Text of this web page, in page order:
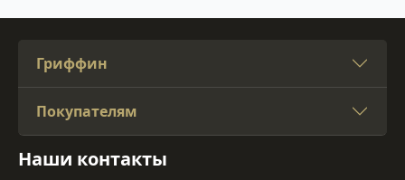
Гриффин
Покупателям
Наши контакты